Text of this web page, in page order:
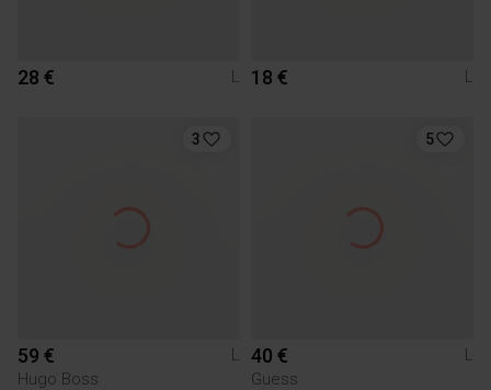
28 € L 18 € L
3
59 €
L
Hugo Boss
5
40 €
L
Guess